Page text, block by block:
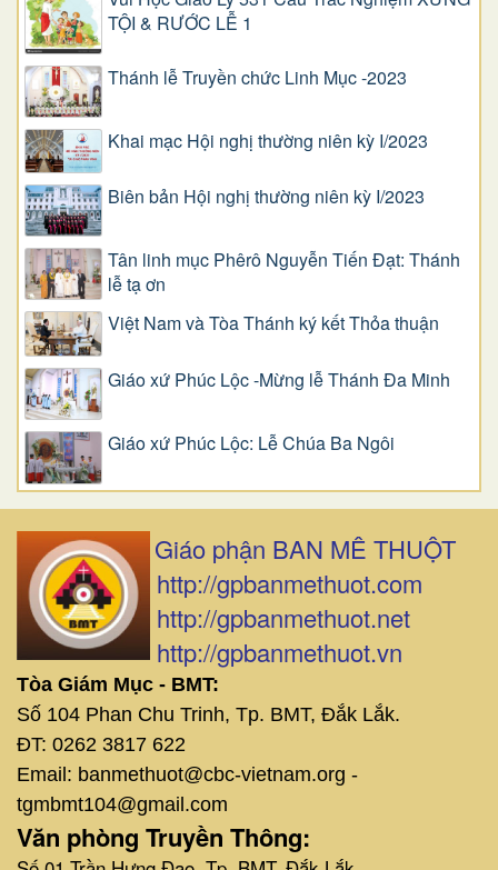
TỘI & RƯỚC LỄ 1
Thánh lễ Truyền chức Linh Mục -2023
Khai mạc Hội nghị thường niên kỳ I/2023
Biên bản Hội nghị thường niên kỳ I/2023
Tân linh mục Phêrô Nguyễn Tiến Đạt: Thánh
lễ tạ ơn
Việt Nam và Tòa Thánh ký kết Thỏa thuận
Giáo xứ Phúc Lộc -Mừng lễ Thánh Đa Minh
Giáo xứ Phúc Lộc: Lễ Chúa Ba Ngôi
Giáo phận BAN MÊ THUỘT
http://gpbanmethuot.com
http://gpbanmethuot.net
http://gpbanmethuot.vn
Tòa Giám Mục - BMT:
Số 104 Phan Chu Trinh, Tp. BMT, Đắk Lắk.
ĐT: 0262 3817 622
Email: banmethuot@cbc-vietnam.org -
tgmbmt104@gmail.com
Văn phòng Truyền Thông: